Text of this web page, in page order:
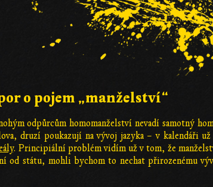
o pojem „manželství“
odpůrcům homomanželství nevadí samotný
druzí poukazují na vývoj jazyka – v kalendáři už
. Principiální problém vidím už v tom, že
od státu, mohli bychom to nechat přirozenému